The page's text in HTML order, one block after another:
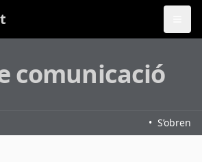
comunicació
S’obren